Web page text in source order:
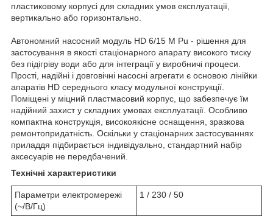
пластиковому корпусі для складних умов експлуатації,
вертикально або горизонтально.
Автономний насосний модуль HD 6/15 M Pu - рішення для
застосування в якості стаціонарного апарату високого тиску
без підігріву води або для інтеграції у виробничі процеси.
Прості, надійні і довговічні насосні агрегати є основою лінійки
апаратів HD середнього класу модульної конструкції.
Поміщені у міцний пластмасовий корпус, що забезпечує їм
надійний захист у складних умовах експлуатації. Особливо
компактна конструкція, високоякісне оснащення, зразкова
ремонтопридатність. Оскільки у стаціонарних застосуваннях
приладдя підбирається індивідуально, стандартний набір
аксесуарів не передбачений.
Технічні характеристики
Параметри електромережі
(~/В/Гц)
1 / 230 / 50